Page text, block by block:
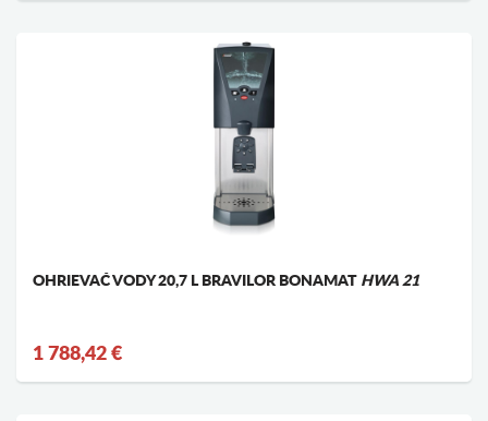
OHRIEVAČ VODY 20,7 L BRAVILOR BONAMAT HWA 21
1 788,42 €